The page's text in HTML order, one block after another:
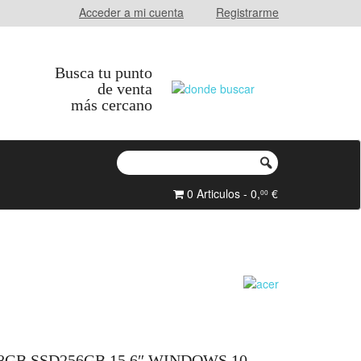
Acceder a mi cuenta Registrarme
Busca tu punto
de venta
más cercano
0 Articulos - 0,00 €